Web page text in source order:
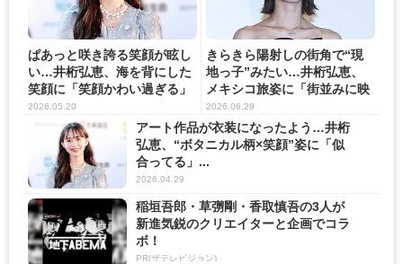
ぱあっと咲き誇る笑顔が眩し
い…井桁弘恵、海を背にした
笑顔に「笑顔かわい過ぎる」
「...
2026.05.20
きらきら陽射しの街角で“現
地っ子”みたい…井桁弘恵、
メキシコ旅姿に「街並みに映
え...
2026.06.29
アート作品が衣装になったよう…井桁
弘恵、“ボタニカル柄×笑顔”姿に「似
合ってる」...
2026.04.29
稲垣吾郎・草彅剛・香取慎吾の3人が
新進気鋭のクリエイターと企画でコラ
ボ！
PR(ザテレビジョン)